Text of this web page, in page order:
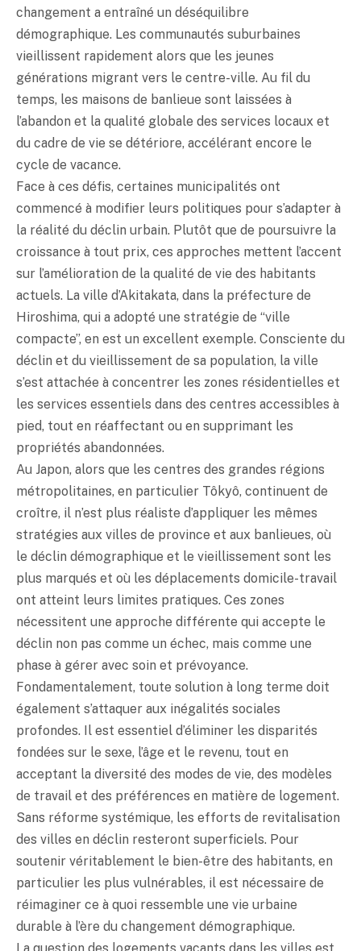
changement a entraîné un déséquilibre
démographique. Les communautés suburbaines
vieillissent rapidement alors que les jeunes
générations migrant vers le centre-ville. Au fil du
temps, les maisons de banlieue sont laissées à
l’abandon et la qualité globale des services locaux et
du cadre de vie se détériore, accélérant encore le
cycle de vacance.
Face à ces défis, certaines municipalités ont
commencé à modifier leurs politiques pour s’adapter à
la réalité du déclin urbain. Plutôt que de poursuivre la
croissance à tout prix, ces approches mettent l’accent
sur l’amélioration de la qualité de vie des habitants
actuels. La ville d’Akitakata, dans la préfecture de
Hiroshima, qui a adopté une stratégie de “ville
compacte”, en est un excellent exemple. Consciente du
déclin et du vieillissement de sa population, la ville
s’est attachée à concentrer les zones résidentielles et
les services essentiels dans des centres accessibles à
pied, tout en réaffectant ou en supprimant les
propriétés abandonnées.
Au Japon, alors que les centres des grandes régions
métropolitaines, en particulier Tôkyô, continuent de
croître, il n’est plus réaliste d’appliquer les mêmes
stratégies aux villes de province et aux banlieues, où
le déclin démographique et le vieillissement sont les
plus marqués et où les déplacements domicile-travail
ont atteint leurs limites pratiques. Ces zones
nécessitent une approche différente qui accepte le
déclin non pas comme un échec, mais comme une
phase à gérer avec soin et prévoyance.
Fondamentalement, toute solution à long terme doit
également s’attaquer aux inégalités sociales
profondes. Il est essentiel d’éliminer les disparités
fondées sur le sexe, l’âge et le revenu, tout en
acceptant la diversité des modes de vie, des modèles
de travail et des préférences en matière de logement.
Sans réforme systémique, les efforts de revitalisation
des villes en déclin resteront superficiels. Pour
soutenir véritablement le bien-être des habitants, en
particulier les plus vulnérables, il est nécessaire de
réimaginer ce à quoi ressemble une vie urbaine
durable à l’ère du changement démographique.